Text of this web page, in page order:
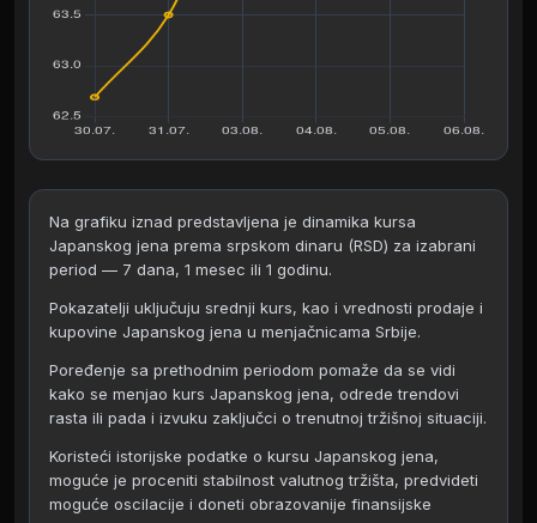
Na grafiku iznad predstavljena je dinamika kursa
Japanskog jena prema srpskom dinaru (RSD) za izabrani
period — 7 dana, 1 mesec ili 1 godinu.
Pokazatelji uključuju srednji kurs, kao i vrednosti prodaje i
kupovine Japanskog jena u menjačnicama Srbije.
Poređenje sa prethodnim periodom pomaže da se vidi
kako se menjao kurs Japanskog jena, odrede trendovi
rasta ili pada i izvuku zaključci o trenutnoj tržišnoj situaciji.
Koristeći istorijske podatke o kursu Japanskog jena,
moguće je proceniti stabilnost valutnog tržišta, predvideti
moguće oscilacije i doneti obrazovanije finansijske